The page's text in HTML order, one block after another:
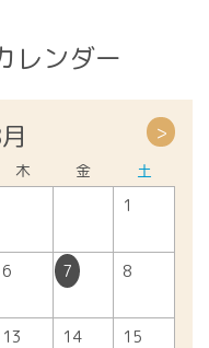
レンダー
>
木 金
土
1
6 7 8
13 14 15